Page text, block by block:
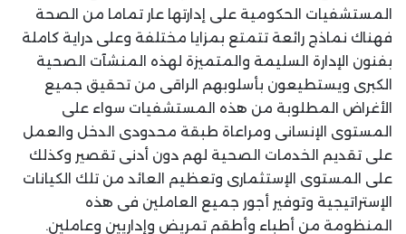
المستشفيات الحكومية على إدارتها عار تماما من الصحة
فهناك نماذج رائعة تتمتع بمزايا مختلفة وعلى دراية كاملة
بفنون الإدارة السليمة والمتميزة لهذه المنشآت الصحية
الكبرى ويستطيعون بأسلوبهم الراقى من تحقيق جميع
الأغراض المطلوبة من هذه المستشفيات سواء على
المستوى الإنسانى ومراعاة طبقة محدودى الدخل والعمل
على تقديم الخدمات الصحية لهم دون أدنى تقصير وكذلك
على المستوى الإستثمارى وتعظيم العائد من تلك الكيانات
الإستراتيجية وتوفير أجور جميع العاملين فى هذه
المنظومة من أطباء وأطقم تمريض وإداريين وعاملين.